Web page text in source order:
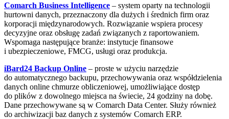
Comarch Business Intelligence – system oparty na technologii
hurtowni danych, przeznaczony dla dużych i średnich firm oraz
korporacji międzynarodowych. Rozwiązanie wspiera procesy
decyzyjne oraz obsługę zadań związanych z raportowaniem.
Wspomaga następujące branże: instytucje finansowe
i ubezpieczeniowe, FMCG, usługi oraz produkcja.
iBard24 Backup Online – proste w użyciu narzędzie
do automatycznego backupu, przechowywania oraz współdzielenia
danych online chmurze obliczeniowej, umożliwiające dostęp
do plików z dowolnego miejsca na świecie, 24 godziny na dobę.
Dane przechowywane są w Comarch Data Center. Służy również
do archiwizacji baz danych z systemów Comarch ERP.